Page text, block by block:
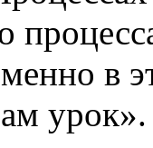
в
урок».